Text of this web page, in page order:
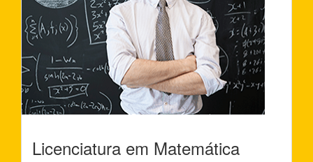
Licenciatura em Matemática